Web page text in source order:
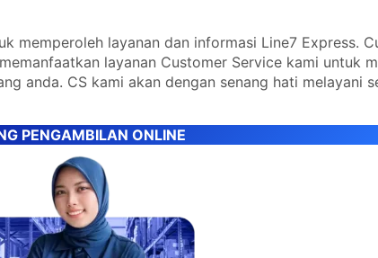
memperoleh layanan dan informasi Line7 Express.
layanan Customer Service kami untuk
anda. CS kami akan dengan senang hati melayani
PENGAMBILAN ONLINE